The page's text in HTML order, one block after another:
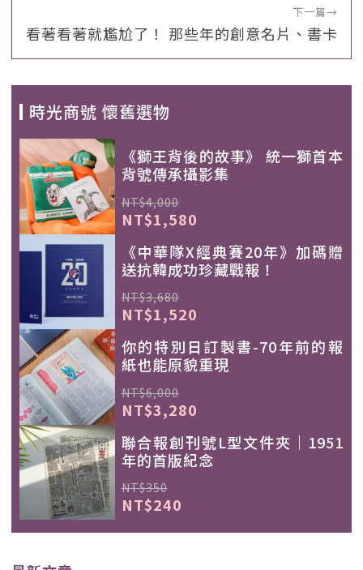
下一篇→
看著看著就尷尬了！ 那些年的創意名片、書卡
時光商號 懷舊選物
《獅王背後的故事》 統一獅首本
背號傳承攝影集
NT$4,000
NT$1,580
《中華隊X經典賽20年》加碼贈
送抗韓成功珍藏戰報！
NT$3,680
NT$1,520
你的特別日訂製書-70年前的報
紙也能原貌重現
NT$6,000
NT$3,280
聯合報創刊號L型文件夾｜1951
年的首版紀念
NT$350
NT$240